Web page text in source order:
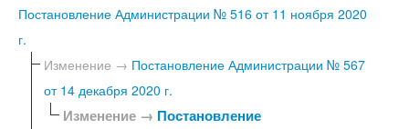
Постановление Администрации № 516 от 11 ноября 2020
г.
Изменение → Постановление Администрации № 567
от 14 декабря 2020 г.
Изменение → Постановление